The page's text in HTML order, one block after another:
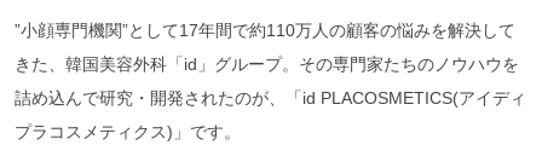
”小顔専門機関”として17年間で約110万人の顧客の悩みを解決して
きた、韓国美容外科「id」グループ。その専門家たちのノウハウを
詰め込んで研究・開発されたのが、「id PLACOSMETICS(アイディ
プラコスメティクス)」です。